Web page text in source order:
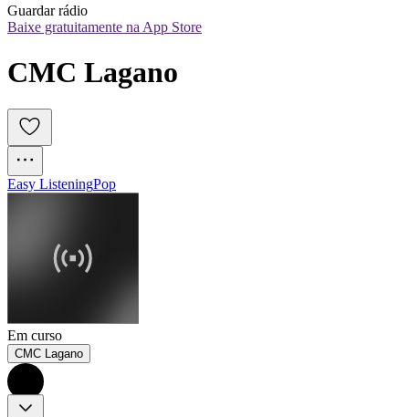
Guardar rádio
Baixe gratuitamente na App Store
CMC Lagano
Easy ListeningPop
Em curso
CMC Lagano